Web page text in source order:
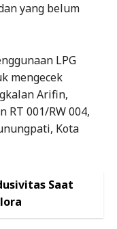
yang belum
LPG
mengecek
Arifin,
RT 001/RW 004,
Kota
Saat